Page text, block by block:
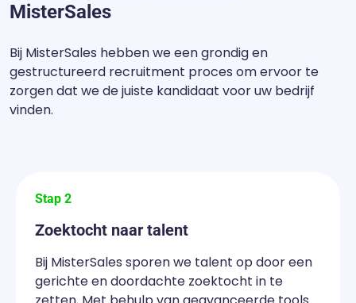
MisterSales
Bij MisterSales hebben we een grondig en
gestructureerd recruitment proces om ervoor te
zorgen dat we de juiste kandidaat voor uw bedrijf
vinden.
Stap 2
Zoektocht naar talent
Bij MisterSales sporen we talent op door een
gerichte en doordachte zoektocht in te